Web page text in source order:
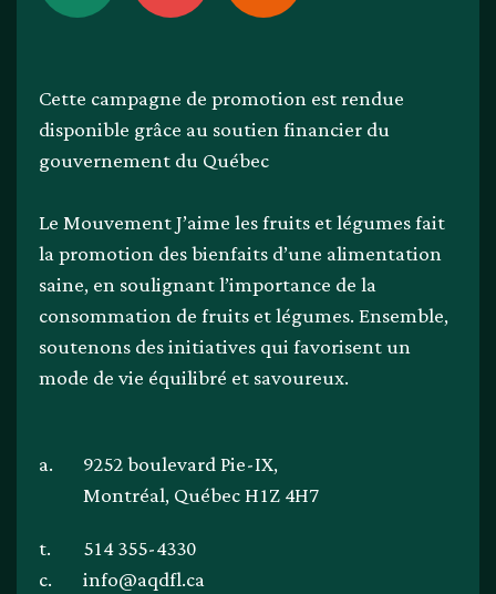
Cette campagne de promotion est rendue
disponible grâce au soutien financier du
gouvernement du Québec
Le Mouvement J’aime les fruits et légumes fait
la promotion des bienfaits d’une alimentation
saine, en soulignant l’importance de la
consommation de fruits et légumes. Ensemble,
soutenons des initiatives qui favorisent un
mode de vie équilibré et savoureux.
a.
9252 boulevard Pie-IX,
Montréal, Québec H1Z 4H7
t.
514 355-4330
c.
info@aqdfl.ca